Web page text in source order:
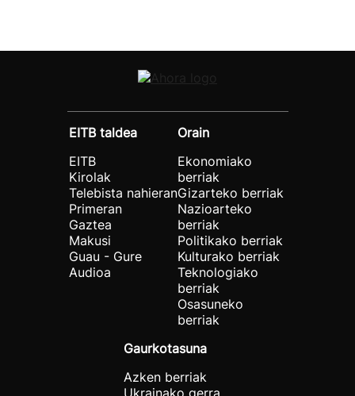
EITB taldea
EITB
Kirolak
Telebista nahieran
Primeran
Gaztea
Makusi
Guau - Gure
Audioa
Orain
Ekonomiako
berriak
Gizarteko berriak
Nazioarteko
berriak
Politikako berriak
Kulturako berriak
Teknologiako
berriak
Osasuneko
berriak
Gaurkotasuna
Azken berriak
Ukrainako gerra